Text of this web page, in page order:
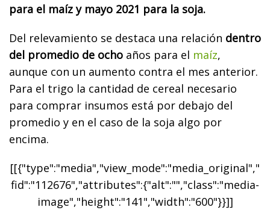
para el maíz y mayo 2021 para la soja.
Del relevamiento se destaca una relación dentro
del promedio de ocho años para el maíz,
aunque con un aumento contra el mes anterior.
Para el trigo la cantidad de cereal necesario
para comprar insumos está por debajo del
promedio y en el caso de la soja algo por
encima.
[[{"type":"media","view_mode":"media_original","
fid":"112676","attributes":{"alt":"","class":"media-
image","height":"141","width":"600"}}]]